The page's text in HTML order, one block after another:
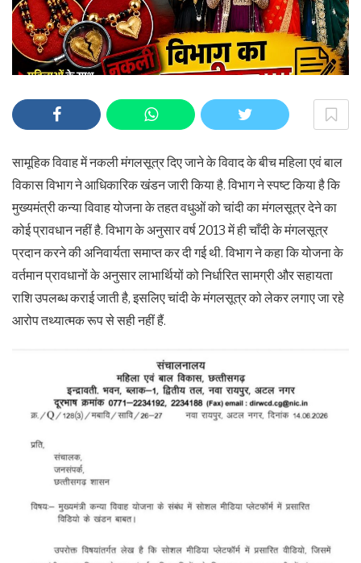
सामूहिक विवाह में नकली मंगलसूत्र दिए जाने के विवाद के बीच महिला एवं बाल
विकास विभाग ने आधिकारिक खंडन जारी किया है. विभाग ने स्पष्ट किया है कि
मुख्यमंत्री कन्या विवाह योजना के तहत वधुओं को चांदी का मंगलसूत्र देने का
कोई प्रावधान नहीं है. विभाग के अनुसार वर्ष 2013 में ही चाँदी के मंगलसूत्र
प्रदान करने की अनिवार्यता समाप्त कर दी गई थी. विभाग ने कहा कि योजना के
वर्तमान प्रावधानों के अनुसार लाभार्थियों को निर्धारित सामग्री और सहायता
राशि उपलब्ध कराई जाती है, इसलिए चांदी के मंगलसूत्र को लेकर लगाए जा रहे
आरोप तथ्यात्मक रूप से सही नहीं हैं.